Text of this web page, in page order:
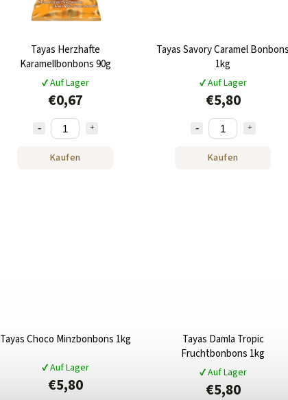
Tayas Herzhafte
Karamellbonbons 90g
✔ Auf Lager
€0,67
Kaufen
Tayas Savory Caramel Bonbons
1kg
✔ Auf Lager
€5,80
Kaufen
Tayas Choco Minzbonbons 1kg
✔ Auf Lager
€5,80
Tayas Damla Tropic
Fruchtbonbons 1kg
✔ Auf Lager
€5,80